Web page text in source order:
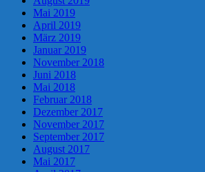
Mai 2019
April 2019
März 2019
Januar 2019
November 2018
Juni 2018
Mai 2018
Februar 2018
Dezember 2017
November 2017
September 2017
August 2017
Mai 2017